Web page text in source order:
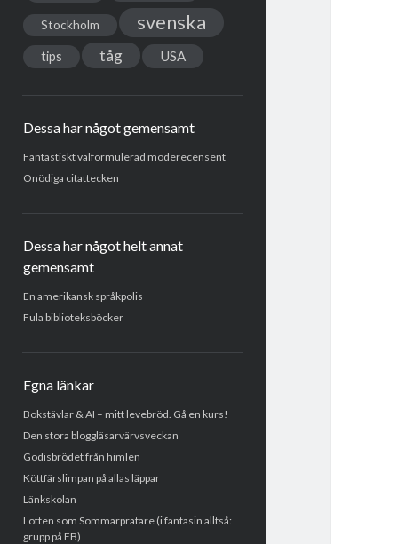
Stockholm svenska
tips tåg USA
Dessa har något gemensamt
Fantastiskt välformulerad moderecensent
Onödiga citattecken
Dessa har något helt annat
gemensamt
En amerikansk språkpolis
Fula biblioteksböcker
Egna länkar
Bokstävlar & AI – mitt levebröd. Gå en kurs!
Den stora bloggläsarvärvsveckan
Godisbrödet från himlen
Köttfärslimpan på allas läppar
Länkskolan
Lotten som Sommarpratare (i fantasin alltså:
grupp på FB)